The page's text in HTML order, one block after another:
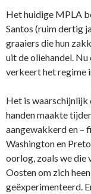
Het huidige MPLA
Santos (ruim dertig
graaiers die hun
uit de oliehandel.
verkeert het regime
Het is
handen maakte
aangewakkerd en –
Washington en
oorlog, zoals we die
Oosten om zich
geëxperimenteerd.